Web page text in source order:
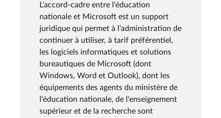
L'accord-cadre entre l'éducation
nationale et Microsoft est un support
juridique qui permet à l'administration de
continuer à utiliser, à tarif préférentiel,
les logiciels informatiques et solutions
bureautiques de Microsoft (dont
Windows, Word et Outlook), dont les
équipements des agents du ministère de
l'éducation nationale, de l'enseignement
supérieur et de la recherche sont